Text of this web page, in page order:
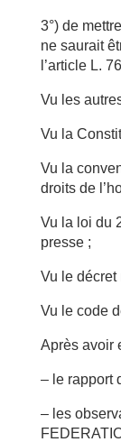
3°) de
ne saurait
l’article L.
Vu les
Vu la
Vu la
droits de
Vu la loi du
presse ;
Vu le décret
Vu le code
Après avoir
– le rapport
– les